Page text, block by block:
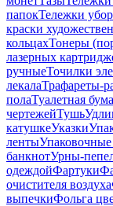
папокТележки
краски
кольцахТонеры
лазерных
ручныеТочилки
лекалаТрафареты-
полаТуалетная
чертежейТушь
катушкеУказки
ленты
банкнотУрны-
одеждойФартуки
очистителя воздуха
выпечкиФольга